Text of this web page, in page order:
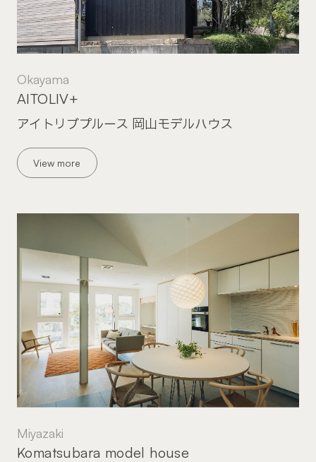
Okayama
アイトリブプルース 岡山モデルハウス
AITOLIV+
View more
Miyazaki
Komatsubara model house